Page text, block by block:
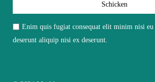
Breite
Schicken
Enim quis fugiat consequat elit minim nisi eu
deserunt aliquip nisi ex deserunt.